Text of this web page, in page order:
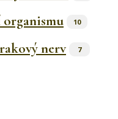
10
nerv 7